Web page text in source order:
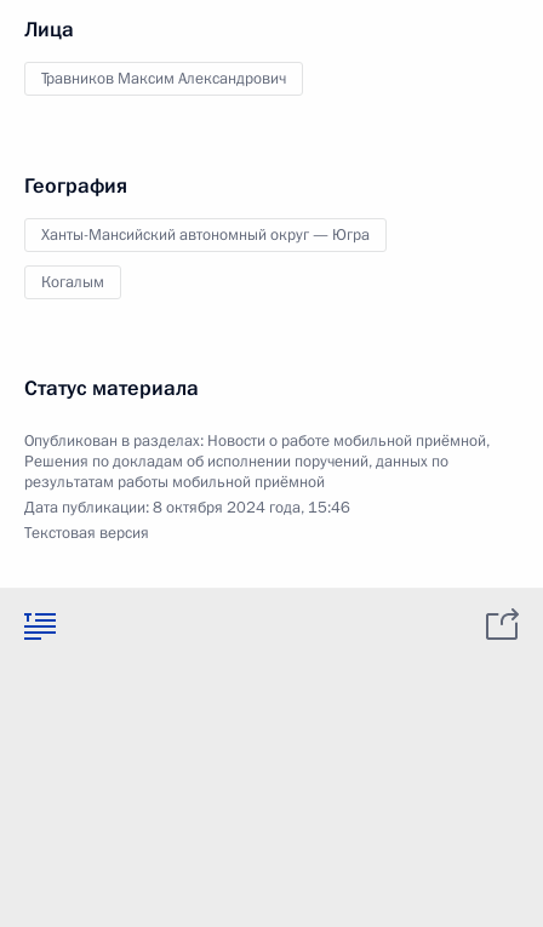
Лица
Травников Максим Александрович
География
Ханты-Мансийский автономный округ — Югра
Когалым
Статус материала
Опубликован в разделах: Новости о работе мобильной приёмной,
Решения по докладам об исполнении поручений, данных по
результатам работы мобильной приёмной
Дата публикации:8 октября 2024 года, 15:46
Текстовая версия